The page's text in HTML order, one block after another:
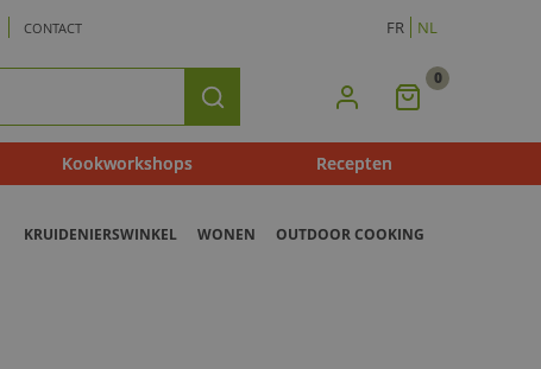
CONTACT FR NL
Zoeken Mijn
0
Kookworkshops Recepten
KRUIDENIERSWINKEL WONEN OUTDOOR COOKING